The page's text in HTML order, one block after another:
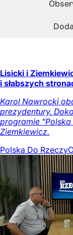
Lisicki i
i słabszych
Karol Nawrocki
prezydentury.
programie "Polska
Ziemkiewicz.
Polska Do Rzeczy